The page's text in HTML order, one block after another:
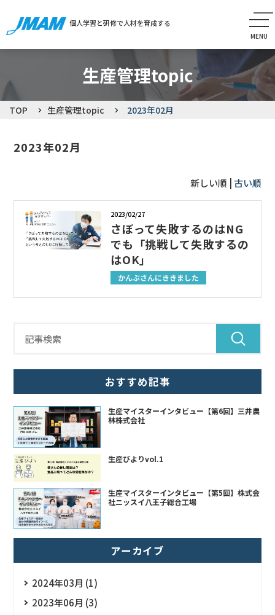
個人学習と研修で人材を育成する
MENU
生産管理topic
個人学習と研修で人材を育成する
MENU
MENU
MENU
よくあるご質問
生産管理topic
お知らせ
会員専用ページ
TOP 生産管理topic 2023年02月
2023年02月
新しい順 | 古い順
2023/02/27
さぼって失敗するのはNG
でも「挑戦して失敗するの
はOK」
かんぶさんにききました
おすすめ記事
生産マイスターインタビュー【第6回】三井農
林株式会社
生産びよりvol.1
生産マイスターインタビュー【第5回】株式会
社ニッスイ八王子総合工場
アーカイブ
2024年03月 (1)
2023年06月 (3)